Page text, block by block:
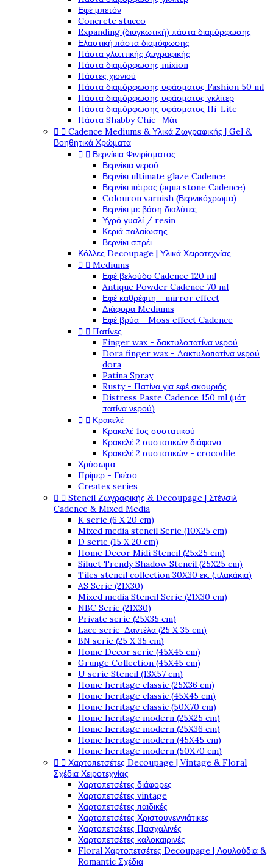
Εφέ μπετόν
Concrete stucco
Expanding (διογκωτική) πάστα διαμόρφωσης
Ελαστική πάστα διαμόφωσης
Πάστα γλυπτικής ζωγραφικής
Πάστα διαμόρφωσης mixion
Πάστες χιονιού
Πάστα διαμόρφωσης υφάσματος Fashion 50 ml
Πάστα διαμόρφωσης υφάσματος γκλίτερ
Πάστα διαμόρφωσης υφάσματος Hi-Lite
Πάστα Shabby Chic -Μάτ
  Cadence Mediums & Υλικά Ζωγραφικής | Gel &
Βοηθητικά Χρώματα
  Βερνίκια Φινιρίσματος
Βερνίκια νερού
Βερνίκι ultimate glaze Cadence
Βερνίκι πέτρας (aqua stone Cadence)
Colouron varnish (Βερνικόχρωμα)
Βερνίκι με βάση διαλύτες
Υγρό γυαλί / resin
Κεριά παλαίωσης
Βερνίκι σπρέι
Κόλλες Decoupage | Υλικά Χειροτεχνίας
  Mediums
Εφέ βελούδο Cadence 120 ml
Antique Powder Cadence 70 ml
Εφέ καθρέφτη - mirror effect
Διάφορα Mediums
Εφέ βρύα - Moss effect Cadence
  Πατίνες
Finger wax - δακτυλοπατίνα νερού
Dora finger wax - Δακτυλοπατίνα νερού
dora
Patina Spray
Rusty - Πατίνα για εφέ σκουριάς
Distress Paste Cadence 150 ml (μάτ
πατίνα νερού)
  Κρακελέ
Κρακελέ 1ος συστατικού
Κρακελέ 2 συστατικών διάφανο
Κρακελέ 2 συστατικών - crocodile
Χρύσωμα
Πρίμερ - Γκέσο
Createx series
  Stencil Ζωγραφικής & Decoupage | Στένσιλ
Cadence & Mixed Media
K serie (6 X 20 cm)
Mixed media stencil Serie (10X25 cm)
D serie (15 X 20 cm)
Home Decor Midi Stencil (25x25 cm)
Siluet Trendy Shadow Stencil (25X25 cm)
Tiles stencil collection 30X30 εκ. (πλακάκια)
AS Serie (21X30)
Mixed media Stencil Serie (21X30 cm)
NBC Serie (21X30)
Private serie (25X35 cm)
Lace serie-Δαντέλα (25 X 35 cm)
BN serie (25 X 35 cm)
Home Decor serie (45X45 cm)
Grunge Collection (45X45 cm)
U serie Stencil (13X57 cm)
Home heritage classic (25X36 cm)
Home heritage classic (45X45 cm)
Home heritage classic (50X70 cm)
Home heritage modern (25X25 cm)
Home heritage modern (25X36 cm)
Home heritage modern (45X45 cm)
Home heritage modern (50X70 cm)
  Χαρτοπετσέτες Decoupage | Vintage & Floral
Σχέδια Χειροτεχνίας
Χαρτοπετσέτες διάφορες
Χαρτοπετσέτες vintage
Χαρτοπετσέτες παιδικές
Χαρτοπετσέτες Χριστουγεννιάτικες
Χαρτοπετσέτες Πασχαλινές
Χαρτοπετσέτες καλοκαιρινές
Floral Χαρτοπετσέτες Decoupage | Λουλούδια &
Romantic Σχέδια